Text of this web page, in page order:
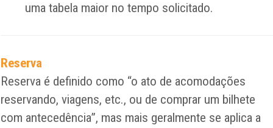
uma tabela maior no tempo solicitado.
Reserva
Reserva é definido como “o ato de acomodações
reservando, viagens, etc., ou de comprar um bilhete
com antecedência”, mas mais geralmente se aplica a